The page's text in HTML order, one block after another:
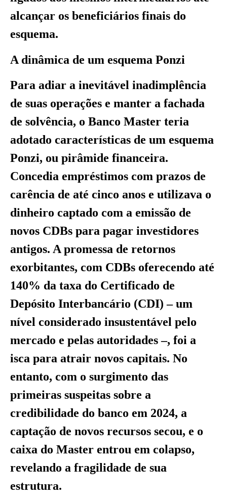
alcançar os beneficiários finais do
esquema.
A dinâmica de um esquema Ponzi
Para adiar a inevitável inadimplência
de suas operações e manter a fachada
de solvência, o Banco Master teria
adotado características de um esquema
Ponzi, ou pirâmide financeira.
Concedia empréstimos com prazos de
carência de até cinco anos e utilizava o
dinheiro captado com a emissão de
novos CDBs para pagar investidores
antigos. A promessa de retornos
exorbitantes, com CDBs oferecendo até
140% da taxa do Certificado de
Depósito Interbancário (CDI) – um
nível considerado insustentável pelo
mercado e pelas autoridades –, foi a
isca para atrair novos capitais. No
entanto, com o surgimento das
primeiras suspeitas sobre a
credibilidade do banco em 2024, a
captação de novos recursos secou, e o
caixa do Master entrou em colapso,
revelando a fragilidade de sua
estrutura.